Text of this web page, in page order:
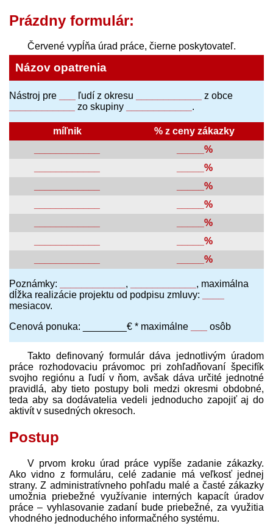
Prázdny formulár:
Červené vypĺňa úrad práce, čierne poskytovateľ.
Názov opatrenia
Nástroj pre ľudí z okresu
z obce
zo skupiny .
míľnik
% z ceny zákazky
_____%
_____%
_____%
_____%
_____%
_____%
_____%
Poznámky: ,
, maximálna
dĺžka realizácie projektu od podpisu zmluvy:
mesiacov.
Cenová ponuka: ________€ * maximálne
osôb
Takto definovaný formulár dáva jednotlivým úradom
práce rozhodovaciu právomoc pri zohľadňovaní špecifík
svojho regiónu a ľudí v ňom, avšak dáva určité jednotné
pravidlá, aby tieto postupy boli medzi okresmi obdobné,
teda aby sa dodávatelia vedeli jednoducho zapojiť aj do
aktivít v susedných okresoch.
Postup
V prvom kroku úrad práce vypíše zadanie zákazky.
Ako vidno z formuláru, celé zadanie má veľkosť jednej
strany. Z administratívneho pohľadu malé a časté zákazky
umožnia priebežné využívanie interných kapacít úradov
práce – vyhlasovanie zadaní bude priebežné, za využitia
vhodného jednoduchého informačného systému.